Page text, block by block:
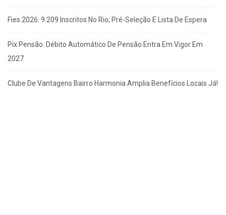
Fies 2026: 9.209 Inscritos No Rio; Pré-Seleção E Lista De Espera
Pix Pensão: Débito Automático De Pensão Entra Em Vigor Em
2027
Clube De Vantagens Bairro Harmonia Amplia Benefícios Locais Já!